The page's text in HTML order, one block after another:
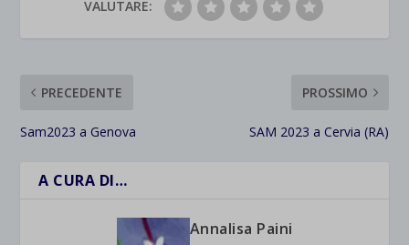
VALUTARE:
PRECEDENTE
Sam2023 a Genova
PROSSIMO
SAM 2023 a Cervia (RA)
A CURA DI…
Annalisa Paini